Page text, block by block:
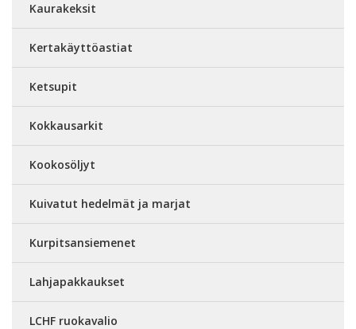
Kaurakeksit
Kertakäyttöastiat
Ketsupit
Kokkausarkit
Kookosöljyt
Kuivatut hedelmät ja marjat
Kurpitsansiemenet
Lahjapakkaukset
LCHF ruokavalio